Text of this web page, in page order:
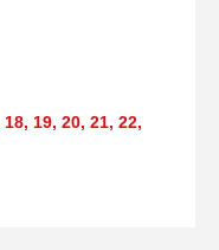
18, 19, 20, 21, 22,